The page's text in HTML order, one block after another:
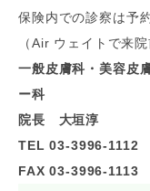
保険内での診察は予
（Air ウェイトで来
一般皮膚科・美容皮
ー科
院長 大垣淳
TEL 03-3996-1112
FAX 03-3996-1113